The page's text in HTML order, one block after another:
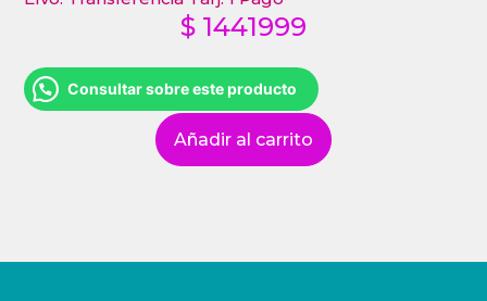
$ 1441999
Consultar sobre este producto
Añadir al carrito